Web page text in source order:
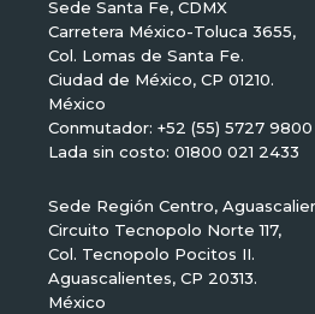
Sede Santa Fe, CDMX
Carretera México-Toluca 3655,
Col. Lomas de Santa Fe.
Ciudad de México, CP 01210.
México
Conmutador: +52 (55) 5727 9800
Lada sin costo: 01800 021 2433
Sede Región Centro,
Circuito Tecnopolo Norte 117,
Col. Tecnopolo Pocitos II.
Aguascalientes, CP 20313.
México